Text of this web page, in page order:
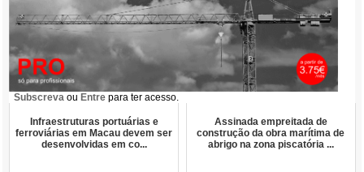
Subscreva ou Entre para ter acesso.
Infraestruturas portuárias e
ferroviárias em Macau devem ser
desenvolvidas em co...
Assinada empreitada de
construção da obra marítima de
abrigo na zona piscatória ...